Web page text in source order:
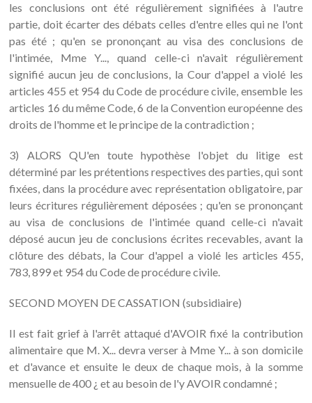
les conclusions ont été régulièrement signifiées à l'autre
partie, doit écarter des débats celles d'entre elles qui ne l'ont
pas été ; qu'en se prononçant au visa des conclusions de
l'intimée, Mme Y..., quand celle-ci n'avait régulièrement
signifié aucun jeu de conclusions, la Cour d'appel a violé les
articles 455 et 954 du Code de procédure civile, ensemble les
articles 16 du même Code, 6 de la Convention européenne des
droits de l'homme et le principe de la contradiction ;
3) ALORS QU'en toute hypothèse l'objet du litige est
déterminé par les prétentions respectives des parties, qui sont
fixées, dans la procédure avec représentation obligatoire, par
leurs écritures régulièrement déposées ; qu'en se prononçant
au visa de conclusions de l'intimée quand celle-ci n'avait
déposé aucun jeu de conclusions écrites recevables, avant la
clôture des débats, la Cour d'appel a violé les articles 455,
783, 899 et 954 du Code de procédure civile.
SECOND MOYEN DE CASSATION (subsidiaire)
Il est fait grief à l'arrêt attaqué d'AVOIR fixé la contribution
alimentaire que M. X... devra verser à Mme Y... à son domicile
et d'avance et ensuite le deux de chaque mois, à la somme
mensuelle de 400 ¿ et au besoin de l'y AVOIR condamné ;